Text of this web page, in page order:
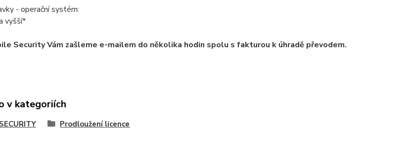
- operační systém:
vyšší*
Security Vám zašleme e-mailem do několika hodin spolu s fakturou k úhradě převodem.
v kategoriích
Prodloužení licence